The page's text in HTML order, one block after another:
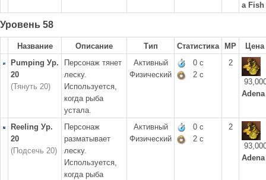
a Fish
Уровень 58
Название Описание Тип Статистика MP
Цена
Pumping Ур.
20
(Тянуть 20)
Персонаж тянет
леску.
Используется,
когда рыба
устала.
Активный
Физический
0 с
2 с
2
Adena
Reeling Ур.
20
(Подсечь 20)
Персонаж
разматывает
леску.
Используется,
когда рыба
Активный
Физический
0 с
2 с
2
Adena